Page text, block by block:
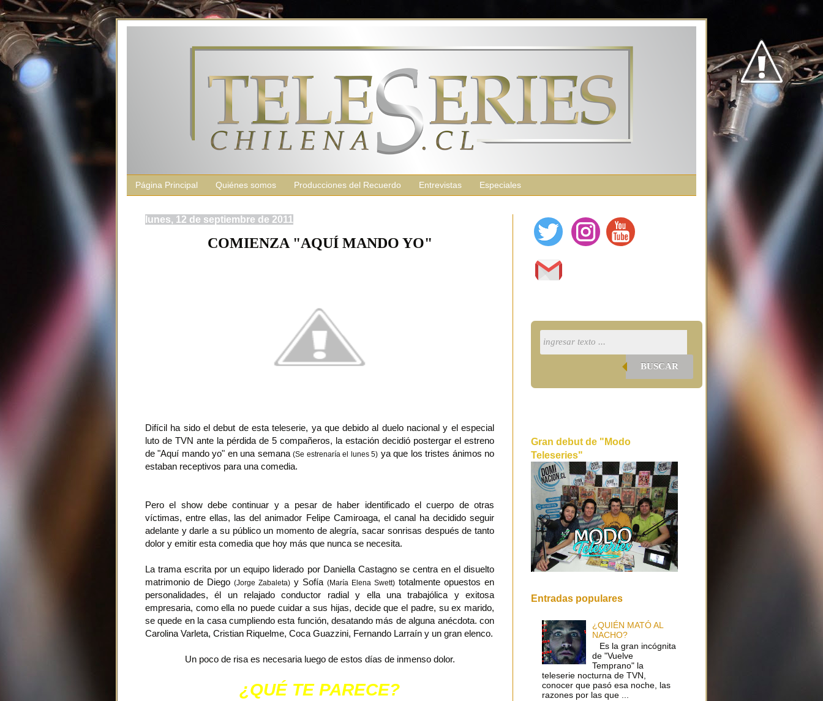
Página Principal Quiénes somos Producciones del Recuerdo Entrevistas Especiales
lunes, 12 de septiembre de 2011
COMIENZA "AQUÍ MANDO YO"
Difícil ha sido el debut de esta teleserie, ya que debido al duelo nacional y el especial
luto de TVN ante la pérdida de 5 compañeros, la estación decidió postergar el estreno
de "Aquí mando yo" en una semana(Se estrenaría el lunes 5) ya que los tristes ánimos no
estaban receptivos para una comedia.
Pero el show debe continuar y a pesar de haber identificado el cuerpo de otras
víctimas, entre ellas, las del animador Felipe Camiroaga, el canal ha decidido seguir
adelante y darle a su público un momento de alegría, sacar sonrisas después de tanto
dolor y emitir esta comedia que hoy más que nunca se necesita.
La trama escrita por un equipo liderado por Daniella Castagno se centra en el disuelto
matrimonio de Diego (Jorge Zabaleta) y Sofía (María Elena Swett) totalmente opuestos en
personalidades, él un relajado conductor radial y ella una trabajólica y exitosa
empresaria, como ella no puede cuidar a sus hijas, decide que el padre, su ex marido,
se quede en la casa cumpliendo esta función, desatando más de alguna anécdota. con
Carolina Varleta, Cristian Riquelme, Coca Guazzini, Fernando Larraín y un gran elenco.
Un poco de risa es necesaria luego de estos días de inmenso dolor.
¿QUÉ TE PARECE?
BUSCAR
Gran debut de "Modo
Teleseries"
Entradas populares
¿QUIÉN MATÓ AL
NACHO?
Es la gran incógnita
de "Vuelve
Temprano" la
teleserie nocturna de TVN,
conocer que pasó esa noche, las
razones por las que ...